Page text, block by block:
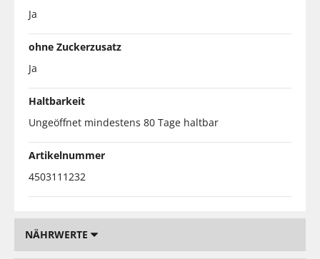
Ja
ohne Zuckerzusatz
Ja
Haltbarkeit
Ungeöffnet mindestens 80 Tage haltbar
Artikelnummer
4503111232
NÄHRWERTE